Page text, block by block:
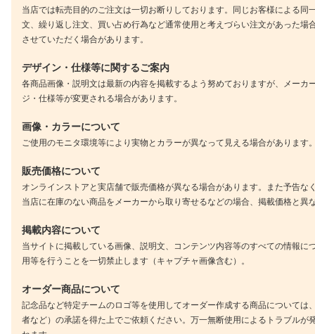
当店では転売目的のご注文は一切お断りしております。同じお客様による同
文、繰り返し注文、買い占め行為など通常使用と考えづらい注文があった場
させていただく場合があります。
デザイン・仕様等に関するご案内
各商品画像・説明文は最新の内容を掲載するよう努めておりますが、メーカ
ジ・仕様等が変更される場合があります。
画像・カラーについて
ご使用のモニタ環境等により実物とカラーが異なって見える場合があります
販売価格について
オンラインストアと実店舗で販売価格が異なる場合があります。また予告な
当店に在庫のない商品をメーカーから取り寄せるなどの場合、掲載価格と異
掲載内容について
当サイトに掲載している画像、説明文、コンテンツ内容等のすべての情報に
用等を行うことを一切禁止します（キャプチャ画像含む）。
オーダー商品について
記念品など特定チームのロゴ等を使用してオーダー作成する商品については
者など）の承諾を得た上でご依頼ください。万一無断使用によるトラブルが